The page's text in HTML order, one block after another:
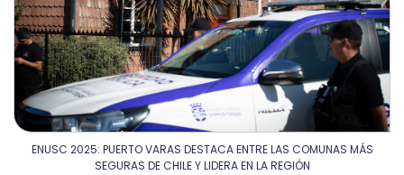
ENUSC 2025: PUERTO VARAS DESTACA ENTRE LAS COMUNAS MÁS
SEGURAS DE CHILE Y LIDERA EN LA REGIÓN